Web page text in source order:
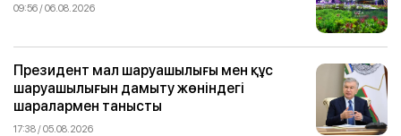
09:56 / 06.08.2026
Президент мал шаруашылығы мен құс
шаруашылығын дамыту жөніндегі
шаралармен танысты
17:38 / 05.08.2026